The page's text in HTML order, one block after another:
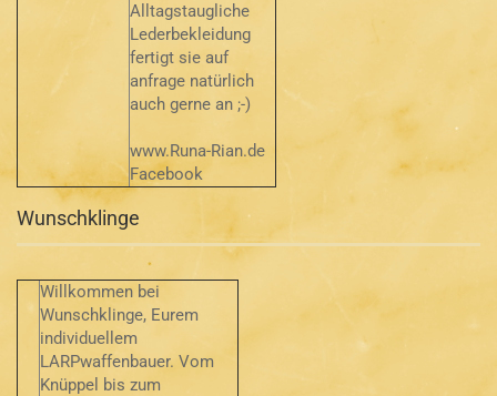
Alltagstaugliche
Lederbekleidung
fertigt sie auf
anfrage natürlich
auch gerne an ;-)
www.Runa-Rian.de
Facebook
Wunschklinge
Willkommen bei
Wunschklinge, Eurem
individuellem
LARPwaffenbauer. Vom
Knüppel bis zum